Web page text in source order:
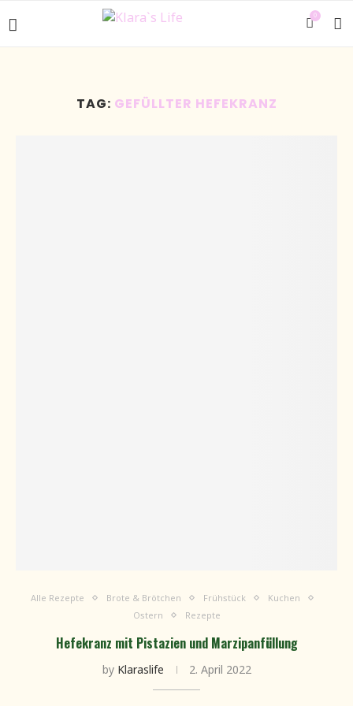
0
TAG: GEFÜLLTER HEFEKRANZ
Alle Rezepte Brote & Brötchen Frühstück
Kuchen
Ostern
Rezepte
Hefekranz mit Pistazien und Marzipanfüllung
by Klaraslife 2. April 2022